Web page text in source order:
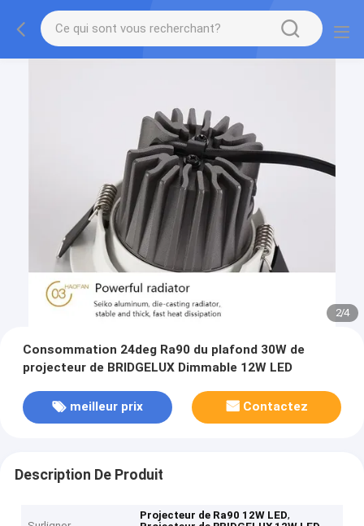
2/4
Consommation 24deg Ra90 du plafond 30W de
projecteur de BRIDGELUX Dimmable 12W LED
meilleur prix Contactez
Description De Produit
Projecteur de Ra90 12W LED,